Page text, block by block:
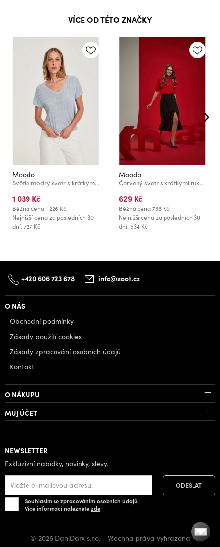
VÍCE OD TÉTO ZNAČKY
Moodo
Světle modrý svetr s krátkými rukávy Moodo
1 039 Kč
Běžná cena1 226 Kč
Nejnižší cena za posledních 30
dní: 727 Kč
Moodo
Červený svetr s krátkými rukávy Moodo
629 Kč
Běžná cena736 Kč
Nejnižší cena za posledních 30
dní: 534 Kč
+420 606 723 678 info@zoot.cz
O NÁS
Obchodní podmínky
Zásady použití cookies
Zásady zpracování osobních údajů
Kontakt
O NÁKUPU
MŮJ ÚČET
NEWSLETTER
Exkluzivní nabídky, novinky, slevy.
Souhlasím se zpracováním osobních údajů.
Více informací naleznetezde
© 2026 DaniDarx s.r.o. - Všechna práva vyhrazena